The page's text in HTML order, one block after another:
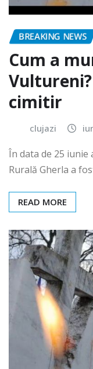
BREAKING NEWS
Cum a
cimitir
clujazi
În data de 25 iunie
Rurală Gherla a
READ MORE